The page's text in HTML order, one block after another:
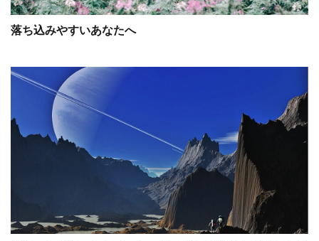
落ち込みやすいあなたへ